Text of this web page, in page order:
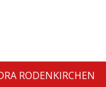
RODENKIRCHEN